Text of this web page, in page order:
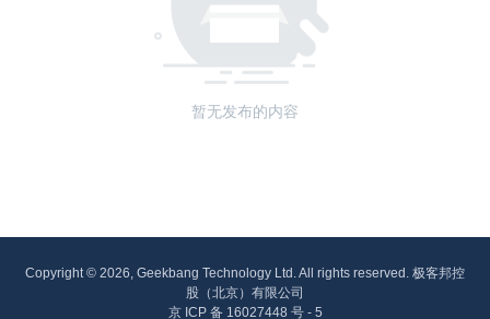
暂无发布的内容
Copyright © 2026, Geekbang Technology Ltd. All rights reserved. 极客邦控
股（北京）有限公司
京 ICP 备 16027448 号 - 5